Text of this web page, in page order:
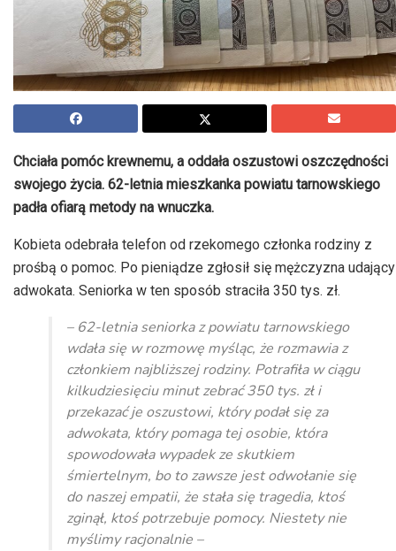
Chciała pomóc krewnemu, a oddała oszustowi oszczędności
swojego życia. 62-letnia mieszkanka powiatu tarnowskiego
padła ofiarą metody na wnuczka.
Kobieta odebrała telefon od rzekomego członka rodziny z
prośbą o pomoc. Po pieniądze zgłosił się mężczyzna udający
adwokata. Seniorka w ten sposób straciła 350 tys. zł.
– 62-letnia seniorka z powiatu tarnowskiego
wdała się w rozmowę myśląc, że rozmawia z
członkiem najbliższej rodziny. Potrafiła w ciągu
kilkudziesięciu minut zebrać 350 tys. zł i
przekazać je oszustowi, który podał się za
adwokata, który pomaga tej osobie, która
spowodowała wypadek ze skutkiem
śmiertelnym, bo to zawsze jest odwołanie się
do naszej empatii, że stała się tragedia, ktoś
zginął, ktoś potrzebuje pomocy. Niestety nie
myślimy racjonalnie –